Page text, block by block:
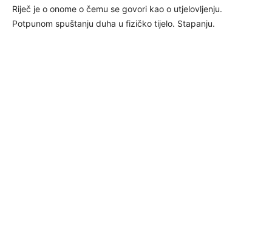
Riječ je o onome o čemu se govori kao o utjelovljenju.
Potpunom spuštanju duha u fizičko tijelo. Stapanju.